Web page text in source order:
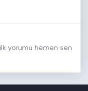
yorumu hemen sen